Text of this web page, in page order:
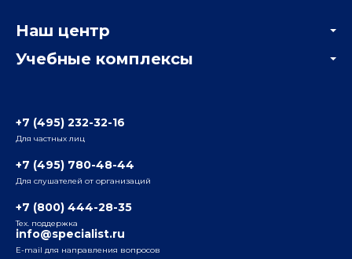
Учебные комплексы
Радио
ул. Радио, д.24, корпус 1, 2-й подъезд, 2-й этаж
ул. Воронцовская, д. 35Б, корп.2, 5-й этаж
Бауманский
Отзывы компаний
Наш центр
Информация о центре
+7 (495) 232-32-16
Для частных лиц
+7 (495) 780-48-44
Для слушателей от организаций
+7 (800) 444-28-35
Тех. поддержка
info@specialist.ru
E-mail для направления вопросов